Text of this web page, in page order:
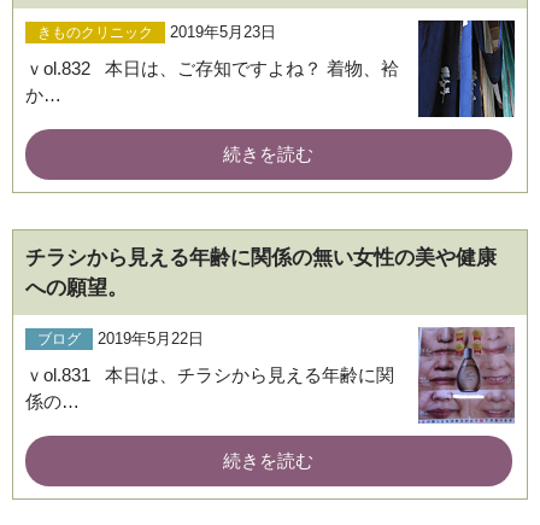
きものクリニック 2019年5月23日
ｖol.832 本日は、ご存知ですよね？ 着物、袷
か…
続きを読む
チラシから見える年齢に関係の無い女性の美や健康
への願望。
ブログ 2019年5月22日
ｖol.831 本日は、チラシから見える年齢に関
係の…
続きを読む